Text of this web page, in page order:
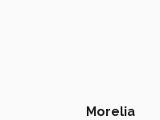
Morelia